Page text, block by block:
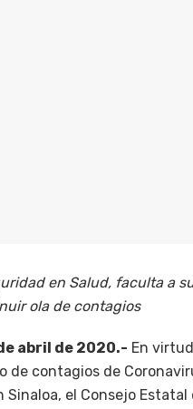
en Salud, faculta a
ola de contagios
abril de 2020.- En
de contagios de
Sinaloa, el Consejo